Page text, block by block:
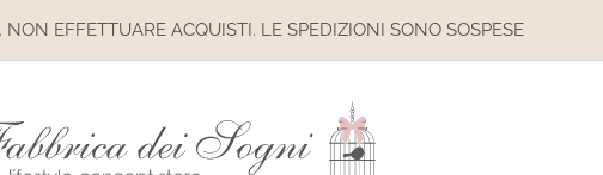
ACQUISTI. LE SPEDIZIONI SONO SOSPESE